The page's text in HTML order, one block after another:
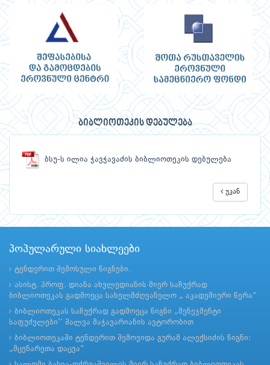
ბიბლიოთეკის დებულება
ბსუ-ს ილია ჭავჭავაძის ბიბლიოთეკის დებულება
უკან
პოპულარული სიახლეები
ტენდერით შემოსული წიგნები.
ასისტ. პროფ. დიანა ახვლედიანის მიერ საჩუქრად
ბიბლიოთეკას გადმოეცა სახელმძღვანელო „ აკადემიური წერა“
ბიბლიოთეკას საჩუქრად გადმოეცა წიგნი „მენეჯმენტი
საფუძვლები’’ შალვა მაჭავარიანის ავტორობით
ბიბლიოთეკაში ტენდერით შემოვიდა გურამ ალექსიძის წიგნი:
„მცენარეთა დაცვა“